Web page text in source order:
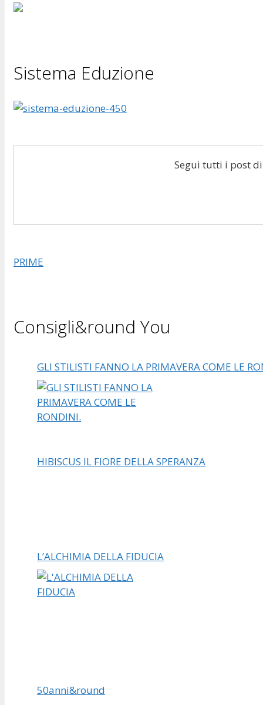
Sistema Eduzione
Segui tutti i post
PRIME
Consigli&round You
GLI STILISTI FANNO LA PRIMAVERA COME LE
HIBISCUS IL FIORE DELLA SPERANZA
L’ALCHIMIA DELLA FIDUCIA
50anni&round